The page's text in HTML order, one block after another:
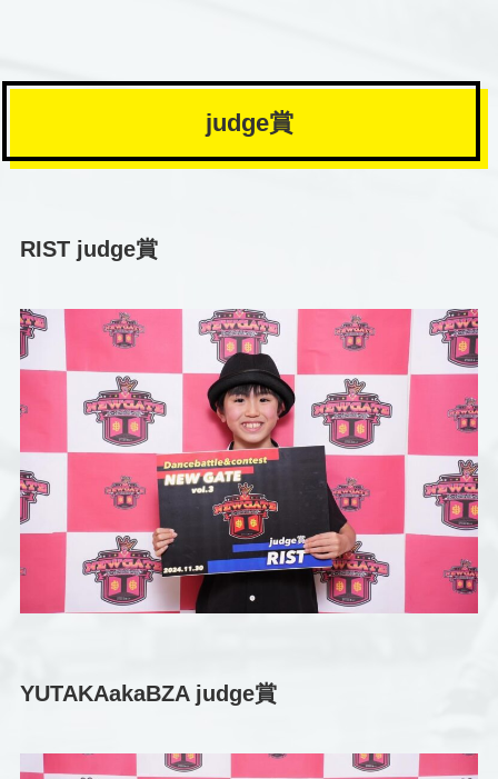
judge賞
RIST judge賞
YUTAKAakaBZA judge賞